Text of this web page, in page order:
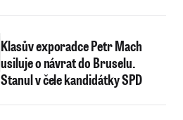
Klasův exporadce Petr Mach
usiluje o návrat do Bruselu.
Stanul v čele kandidátky SPD